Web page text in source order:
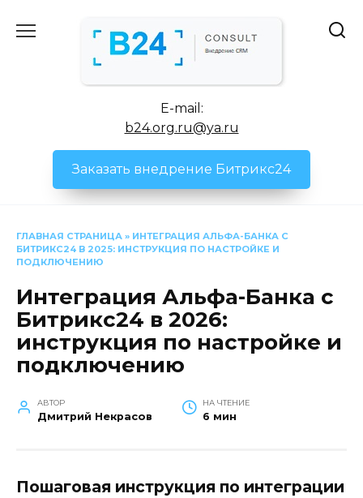
E-mail:
b24.org.ru@ya.ru
Заказать внедрение Битрикс24
ГЛАВНАЯ СТРАНИЦА » ИНТЕГРАЦИЯ АЛЬФА-БАНКА С
БИТРИКС24 В 2025: ИНСТРУКЦИЯ ПО НАСТРОЙКЕ И
ПОДКЛЮЧЕНИЮ
Интеграция Альфа-Банка с
Битрикс24 в 2026:
инструкция по настройке и
подключению
АВТОР
Дмитрий Некрасов
НА ЧТЕНИЕ
6 мин
Пошаговая инструкция по интеграции